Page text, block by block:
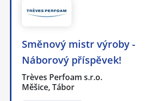
Směnový mistr výroby -
Náborový příspěvek!
Trèves Perfoam s.r.o.
Měšice, Tábor